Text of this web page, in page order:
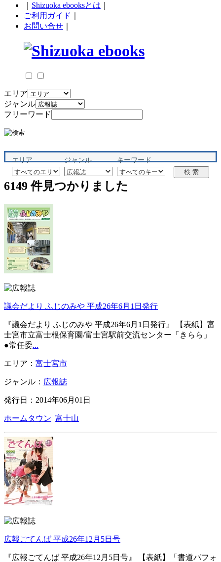
Shizuoka ebooksとは
ご利用ガイド
お問い合せ
エリア
ジャンル
フリーワード
エリア ジャンル キーワード
6149件見つかりました
議会だより ふじのみや 平成26年6月1日発行
『議会だより ふじのみや 平成26年6月1日発行』 【表紙】富
士宮市立富士根保育園/富士宮駅前交流センター「きらら」
●常任委...
エリア： 富士宮市
ジャンル： 広報誌
発行日：2014年06月01日
ホームタウン 富士山
広報ごてんば 平成26年12月5日号
『広報ごてんば 平成26年12月5日号』 【表紙】「書道パフォ